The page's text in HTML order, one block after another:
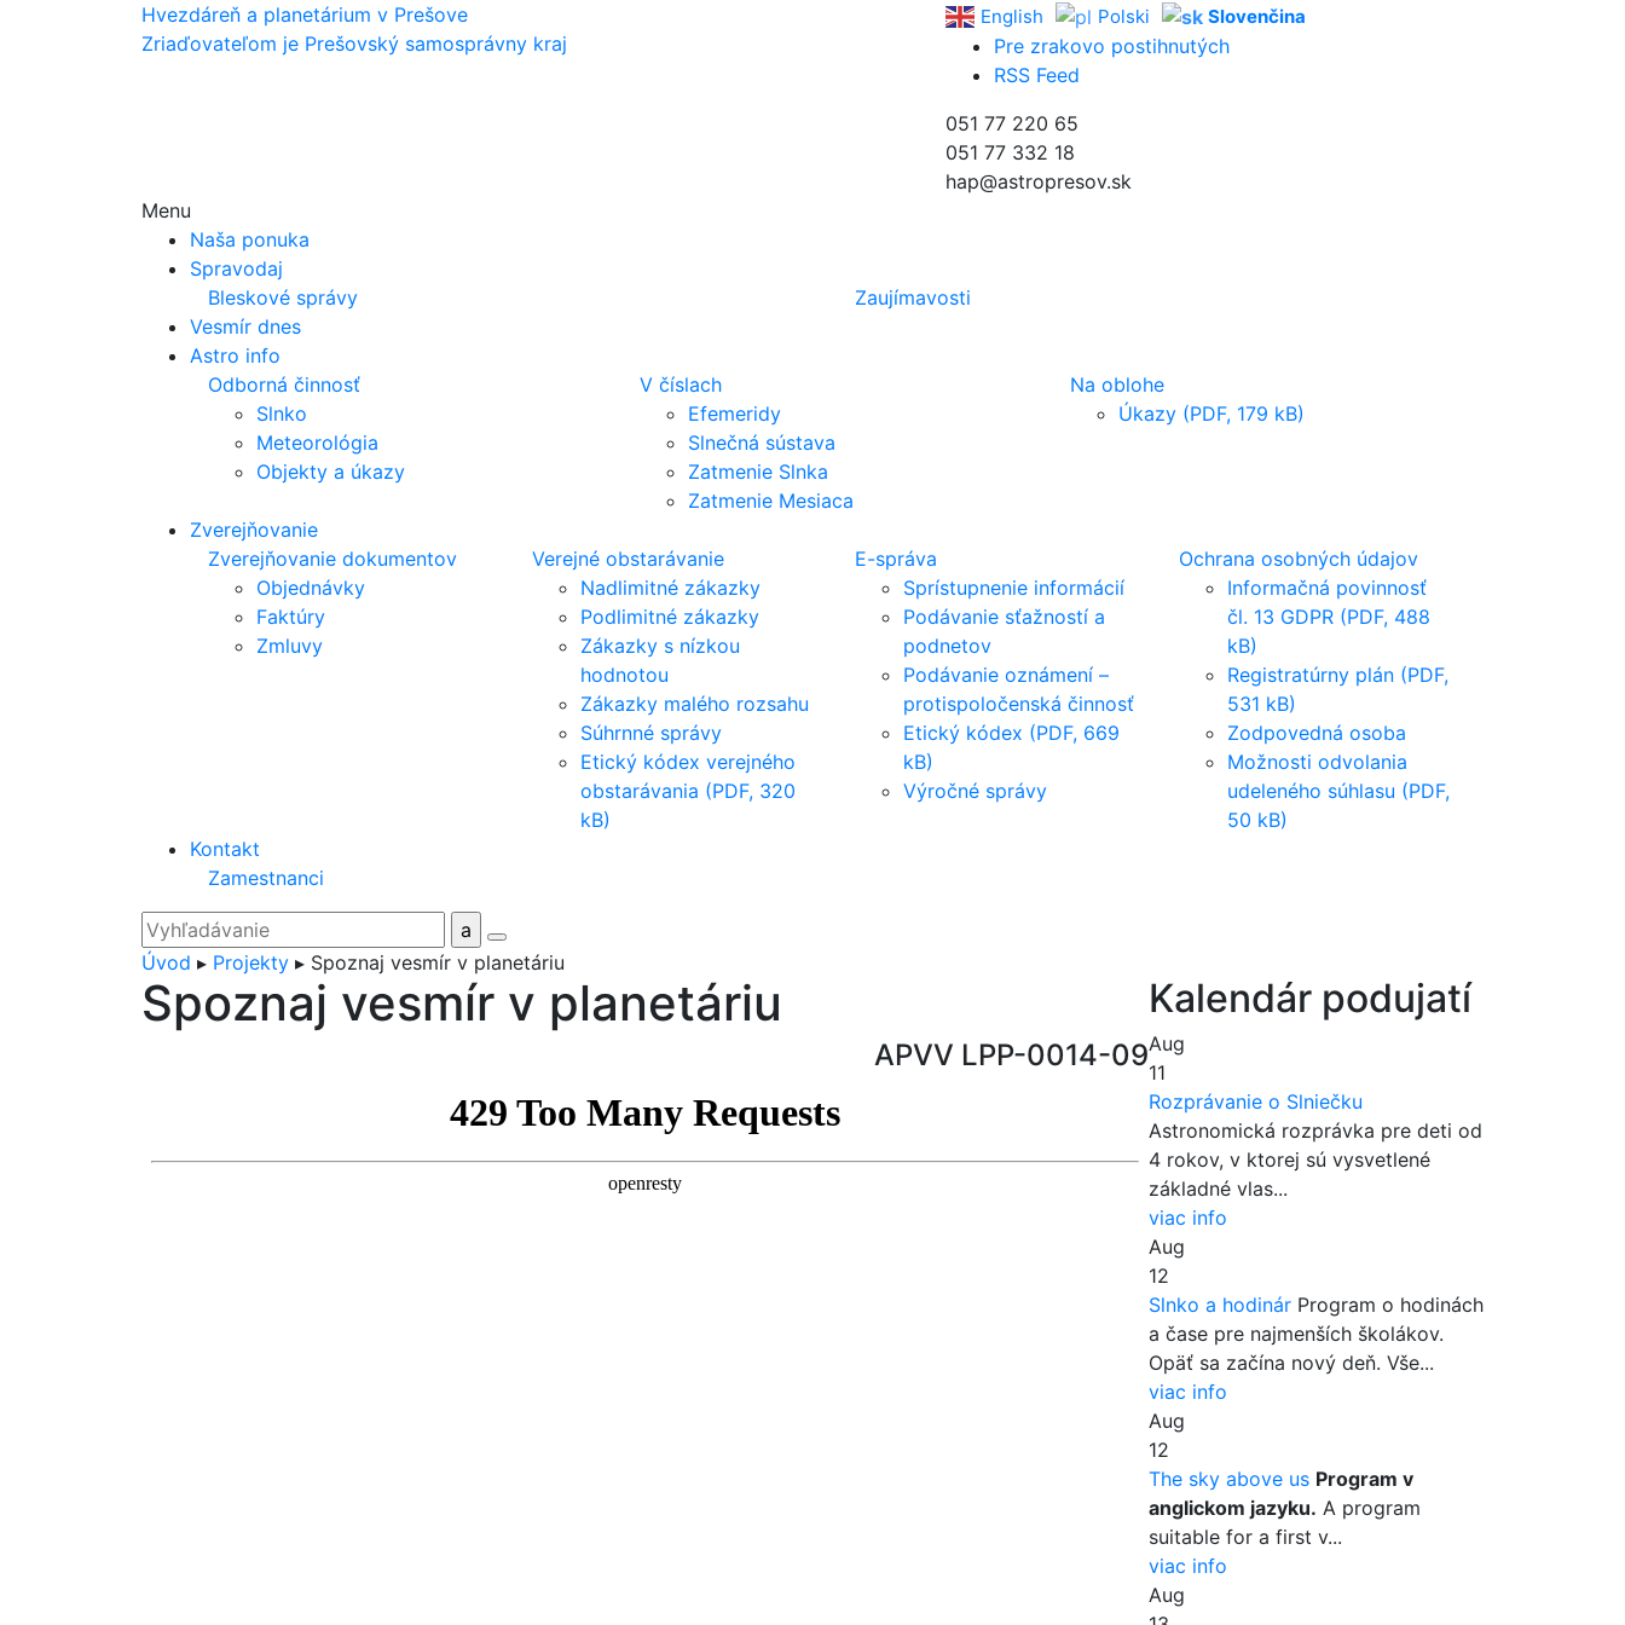
Hvezdáreň a planetárium v Prešove
Zriaďovateľom je Prešovský samosprávny kraj
English Polski Slovenčina
Pre zrakovo postihnutých
RSS Feed
051 77 220 65
051 77 332 18
hap@astropresov.sk
Menu
Naša ponuka
Spravodaj
Bleskové správy
Zaujímavosti
Vesmír dnes
Astro info
Odborná činnosť
Slnko
Meteorológia
Objekty a úkazy
V číslach
Efemeridy
Slnečná sústava
Zatmenie Slnka
Zatmenie Mesiaca
Na oblohe
Úkazy (PDF, 179 kB)
Zverejňovanie
Zverejňovanie dokumentov
Objednávky
Faktúry
Zmluvy
Verejné obstarávanie
Nadlimitné zákazky
Podlimitné zákazky
Zákazky s nízkou
hodnotou
Zákazky malého rozsahu
Súhrnné správy
Etický kódex verejného
obstarávania (PDF, 320
kB)
E-správa
Sprístupnenie informácií
Podávanie sťažností a
podnetov
Podávanie oznámení –
protispoločenská činnosť
Etický kódex (PDF, 669
kB)
Výročné správy
Ochrana osobných údajov
Informačná povinnosť
čl. 13 GDPR (PDF, 488
kB)
Registratúrny plán (PDF,
531 kB)
Zodpovedná osoba
Možnosti odvolania
udeleného súhlasu (PDF,
50 kB)
Kontakt
Zamestnanci
Úvod ▸ Projekty ▸ Spoznaj vesmír v planetáriu
Spoznaj vesmír v planetáriu
APVV LPP-0014-09
Kalendár podujatí
Aug
11
Rozprávanie o Slniečku
Astronomická rozprávka pre deti od
4 rokov, v ktorej sú vysvetlené
základné vlas...
viac info
Aug
12
Slnko a hodinárProgram o hodinách
a čase pre najmenších školákov.
Opäť sa začína nový deň. Vše...
viac info
Aug
12
The sky above us Program v
anglickom jazyku. A program
suitable for a first v...
viac info
Aug